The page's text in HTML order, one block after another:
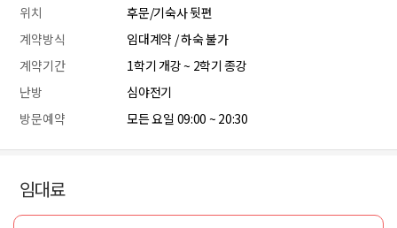
위치
후문/기숙사 뒷편
계약방식
임대계약 / 하숙 불가
계약기간
1학기 개강 ~ 2학기 종강
난방
심야전기
방문예약
모든 요일 09:00 ~ 20:30
임대료